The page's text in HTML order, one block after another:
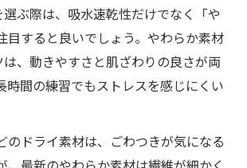
ぶ際は、吸水速乾性だけでなく「や
目すると良いでしょう。やわらか素材
、動きやすさと肌ざわりの良さが両
時間の練習でもストレスを感じにくい
のドライ素材は、ごわつきが気になる